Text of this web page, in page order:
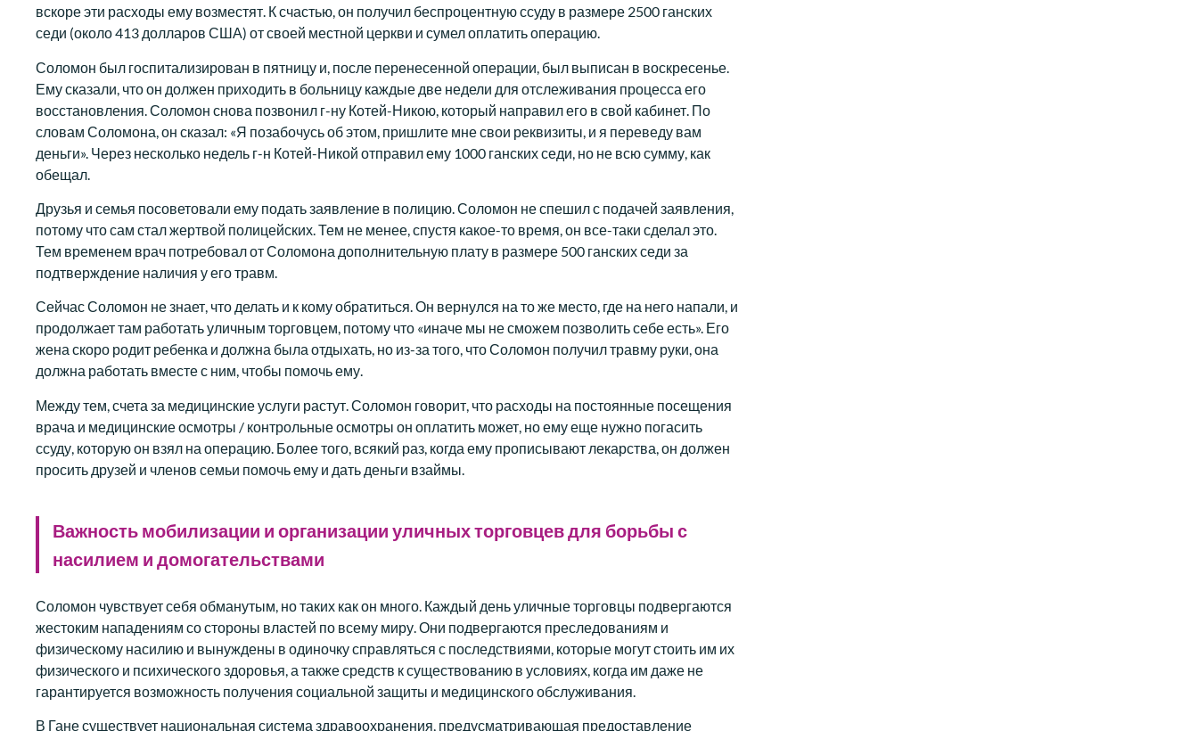
вскоре эти расходы ему возместят. К счастью, он получил беспроцентную ссуду в размере 2500 ганских
седи (около 413 долларов США) от своей местной церкви и сумел оплатить операцию.
Соломон был госпитализирован в пятницу и, после перенесенной операции, был выписан в воскресенье.
Ему сказали, что он должен приходить в больницу каждые две недели для отслеживания процесса его
восстановления. Соломон снова позвонил г-ну Котей-Никою, который направил его в свой кабинет. По
словам Соломона, он сказал: «Я позабочусь об этом, пришлите мне свои реквизиты, и я переведу вам
деньги». Через несколько недель г-н Котей-Никой отправил ему 1000 ганских седи, но не всю сумму, как
обещал.
Друзья и семья посоветовали ему подать заявление в полицию. Соломон не спешил с подачей заявления,
потому что сам стал жертвой полицейских. Тем не менее, спустя какое-то время, он все-таки сделал это.
Тем временем врач потребовал от Соломона дополнительную плату в размере 500 ганских седи за
подтверждение наличия у его травм.
Сейчас Соломон не знает, что делать и к кому обратиться. Он вернулся на то же место, где на него напали, и
продолжает там работать уличным торговцем, потому что «иначе мы не сможем позволить себе есть». Его
жена скоро родит ребенка и должна была отдыхать, но из-за того, что Соломон получил травму руки, она
должна работать вместе с ним, чтобы помочь ему.
Между тем, счета за медицинские услуги растут. Соломон говорит, что расходы на постоянные посещения
врача и медицинские осмотры / контрольные осмотры он оплатить может, но ему еще нужно погасить
ссуду, которую он взял на операцию. Более того, всякий раз, когда ему прописывают лекарства, он должен
просить друзей и членов семьи помочь ему и дать деньги взаймы.
Важность мобилизации и организации уличных торговцев для борьбы с
насилием и домогательствами
Соломон чувствует себя обманутым, но таких как он много. Каждый день уличные торговцы подвергаются
жестоким нападениям со стороны властей по всему миру. Они подвергаются преследованиям и
физическому насилию и вынуждены в одиночку справляться с последствиями, которые могут стоить им их
физического и психического здоровья, а также средств к существованию в условиях, когда им даже не
гарантируется возможность получения социальной защиты и медицинского обслуживания.
В Гане существует национальная система здравоохранения, предусматривающая предоставление